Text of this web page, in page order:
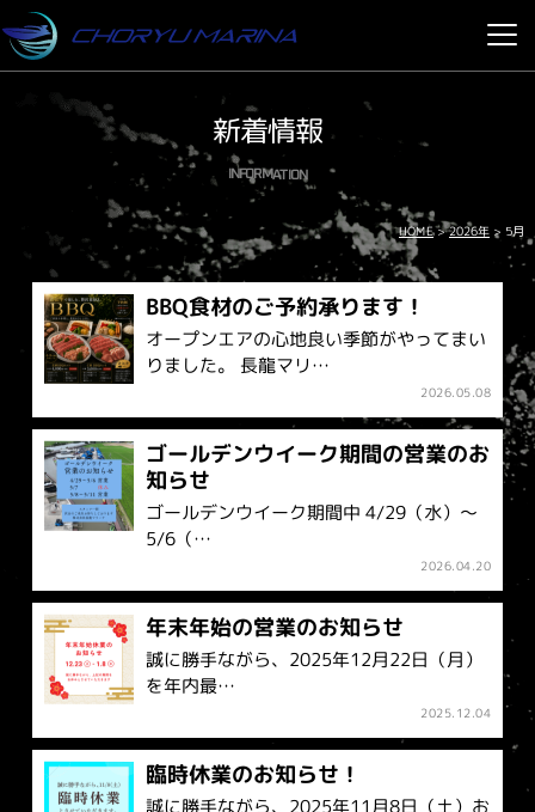
新着情報
INFORMATION
HOME>2026年 > 5月
BBQ食材のご予約承ります！
オープンエアの心地良い季節がやってまい
りました。 長龍マリ…
2026.05.08
ゴールデンウイーク期間の営業のお
知らせ
ゴールデンウイーク期間中 4/29（水）～
5/6（…
2026.04.20
年末年始の営業のお知らせ
誠に勝手ながら、2025年12月22日（月）
を年内最…
2025.12.04
臨時休業のお知らせ！
誠に勝手ながら、2025年11月8日（土）お